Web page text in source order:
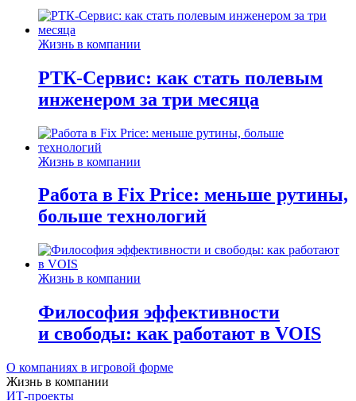
Жизнь в компании
РТК-Сервис: как стать полевым
инженером за три месяца
Жизнь в компании
Работа в Fix Price: меньше рутины,
больше технологий
Жизнь в компании
Философия эффективности
и свободы: как работают в VOIS
О компаниях в игровой форме
Жизнь в компании
ИТ-проекты